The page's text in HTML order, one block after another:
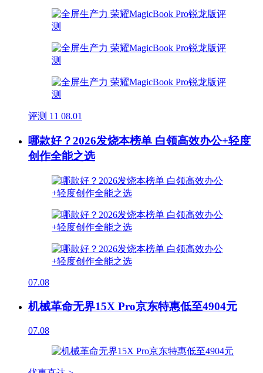
评测 11 08.01
哪款好？2026发烧本榜单 白领高效办公+轻度
创作全能之选
07.08
机械革命无界15X Pro京东特惠低至4904元
07.08